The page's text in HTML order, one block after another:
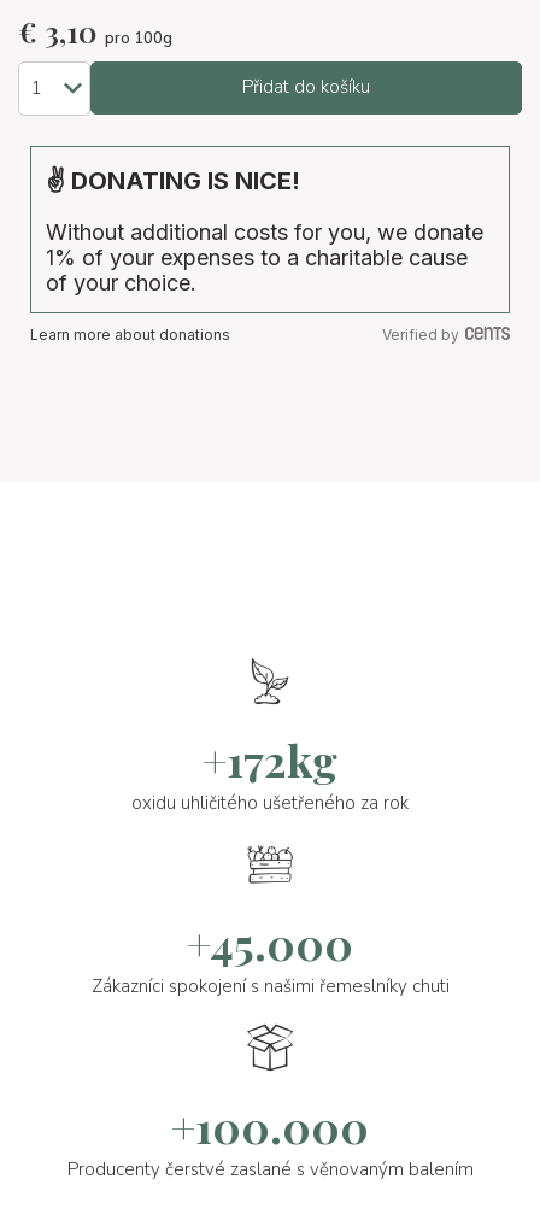
€ 3,10 pro 100g
Přidat do košíku
✌ DONATING IS NICE!
Without additional costs for you, we donate
1% of your expenses to a charitable cause
of your choice.
Learn more about donations Verified by
+172kg
oxidu uhličitého ušetřeného za rok
+45.000
Zákazníci spokojení s našimi řemeslníky chuti
+100.000
Producenty čerstvé zaslané s věnovaným balením